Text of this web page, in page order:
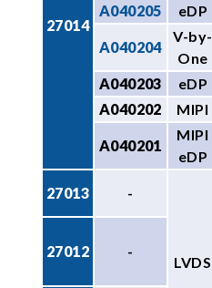
27014
A040205 eDP
A040204
V-by-
One
A040203
eDP
A040202
MIPI
A040201
MIPI
eDP
27013 -
LVDS
27012 -